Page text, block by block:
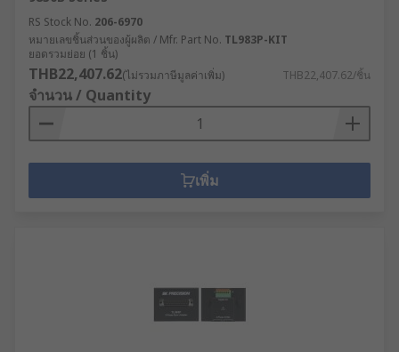
RS Stock No. 206-6970
หมายเลขชิ้นส่วนของผู้ผลิต / Mfr. Part No. TL983P-KIT
ยอดรวมย่อย (1 ชิ้น)
THB22,407.62(ไม่รวมภาษีมูลค่าเพิ่ม) THB22,407.62/ชิ้น
จำนวน / Quantity
เพิ่ม